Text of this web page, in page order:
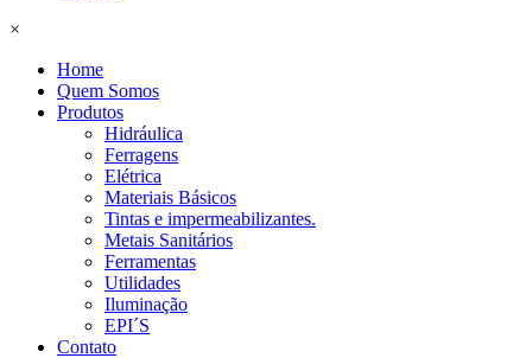
×
Home
Quem Somos
Produtos
Hidráulica
Ferragens
Elétrica
Materiais Básicos
Tintas e impermeabilizantes.
Metais Sanitários
Ferramentas
Utilidades
Iluminação
EPI´S
Contato